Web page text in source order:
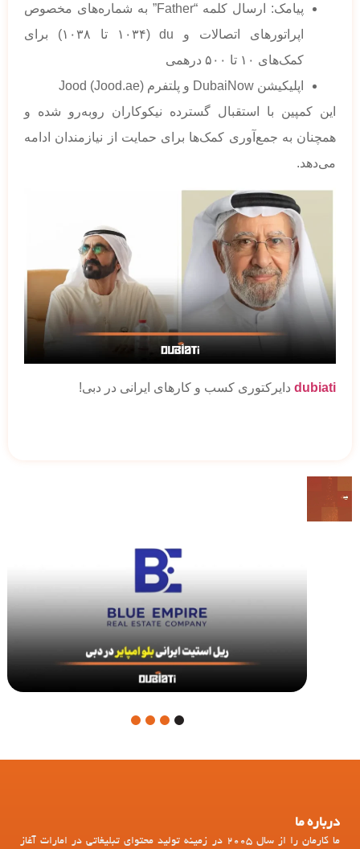
پیامک: ارسال کلمه “Father” به شماره‌های مخصوص
اپراتورهای اتصالات و du (۱۰۳۴ تا ۱۰۳۸) برای
کمک‌های ۱۰ تا ۵۰۰ درهمی
اپلیکیشن DubaiNow و پلتفرم Jood (Jood.ae)
این کمپین با استقبال گسترده نیکوکاران روبه‌رو شده و
همچنان به جمع‌آوری کمک‌ها برای حمایت از نیازمندان ادامه
می‌دهد.
dubiati دایرکتوری کسب و کارهای ایرانی در دبی!
1
درباره ما
ما کارمان را از سال 2005 در زمینه تولید محتوای تبلیغاتی در امارات آغاز